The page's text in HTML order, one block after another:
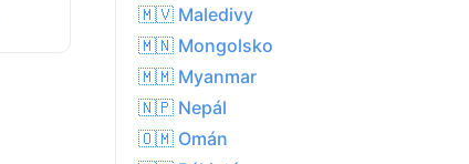
🇲🇻 Maledivy
🇲🇳 Mongolsko
🇲🇲 Myanmar
🇳🇵 Nepál
🇴🇲 Omán